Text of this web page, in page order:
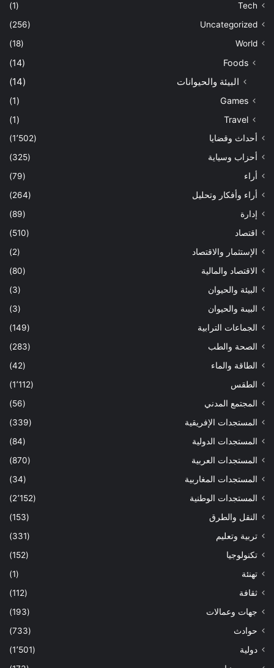
Tech
(1)
Uncategorized
(256)
World
(18)
Foods
(14)
البيئة والحيوانات (14)
Games
(1)
Travel
(1)
أحداث وقضايا
(1٬502)
أحزاب وسياية
(325)
أراء
(79)
أراء وأفكار وتحليل
(264)
إدارة
(89)
اقتصاد
(510)
الإستثمار والاقتصاد
(2)
الاقتصاد والمالية
(80)
البيئة والحيوان
(3)
البيىة والحيوان
(3)
الجماعات الترابية
(149)
الصحة والطب
(283)
الطاقة والماء
(42)
الطقس
(1٬112)
المجتمع المدني
(56)
المستجدات الإفريقية
(339)
المستجدات الدولية
(84)
المستجدات العربية
(870)
المستجدات المغاربية
(34)
المستجدات الوطنية
(2٬152)
النقل والطرق
(153)
تربية وتعليم
(331)
تكنولوجيا
(152)
تهنئة
(1)
ثقافة
(112)
جهات وعمالات
(193)
حوادث
(733)
دولية
(1٬501)